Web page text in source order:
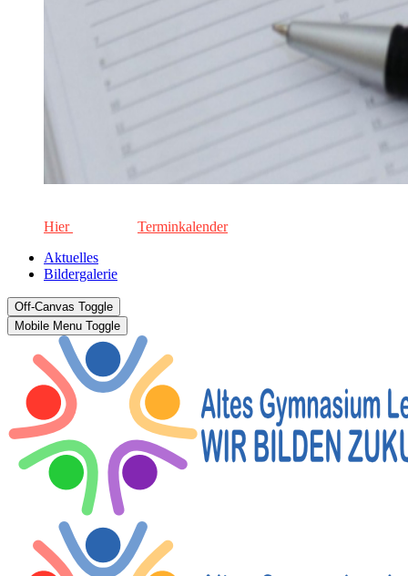
Hier
Terminkalender
Aktuelles
Bildergalerie
Off-Canvas Toggle
Mobile Menu Toggle